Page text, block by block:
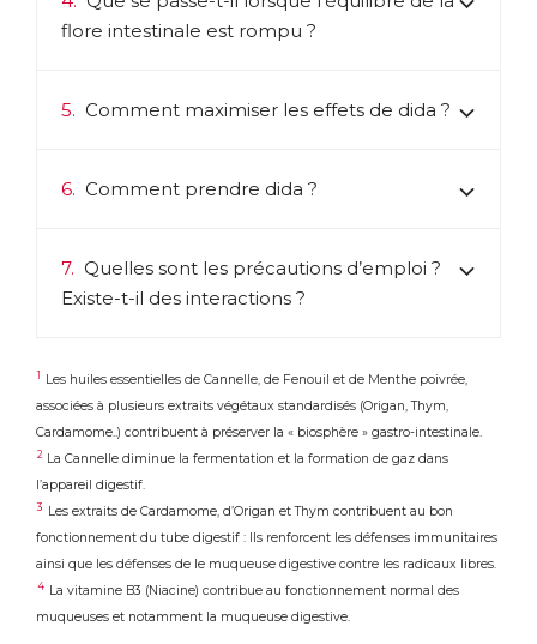
flore intestinale est rompu ?
5. Comment maximiser les effets de dida ?
6. Comment prendre dida ?
7. Quelles sont les précautions d’emploi ?
Existe-t-il des interactions ?
1
Les huiles essentielles de Cannelle, de Fenouil et de Menthe poivrée,
associées à plusieurs extraits végétaux standardisés (Origan, Thym,
Cardamome..) contribuent à préserver la « biosphère » gastro-intestinale.
2 La Cannelle diminue la fermentation et la formation de gaz dans
l’appareil digestif.
3
Les extraits de Cardamome, d’Origan et Thym contribuent au bon
fonctionnement du tube digestif : Ils renforcent les défenses immunitaires
ainsi que les défenses de le muqueuse digestive contre les radicaux libres.
4 La vitamine B3 (Niacine) contribue au fonctionnement normal des
muqueuses et notamment la muqueuse digestive.